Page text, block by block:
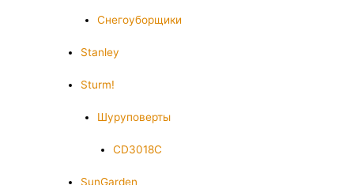
Снегоуборщики
Stanley
Sturm!
Шуруповерты
CD3018C
SunGarden